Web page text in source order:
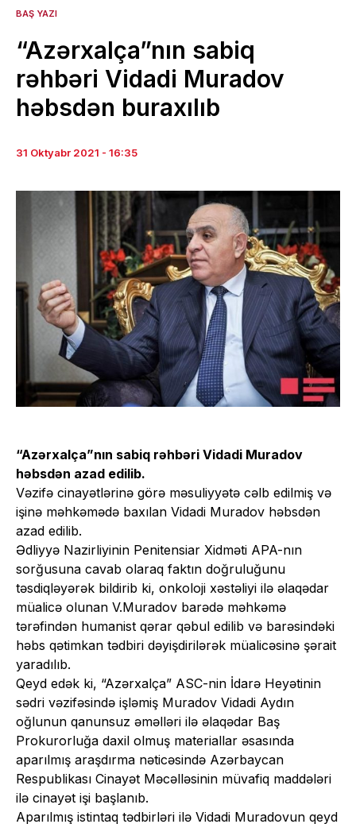
BAŞ YAZI
“Azərxalça”nın sabiq
rəhbəri Vidadi Muradov
həbsdən buraxılıb
31 Oktyabr 2021 - 16:35
“Azərxalça”nın sabiq rəhbəri Vidadi Muradov
həbsdən azad edilib.
Vəzifə cinayətlərinə görə məsuliyyətə cəlb edilmiş və
işinə məhkəmədə baxılan Vidadi Muradov həbsdən
azad edilib.
Ədliyyə Nazirliyinin Penitensiar Xidməti APA-nın
sorğusuna cavab olaraq faktın doğruluğunu
təsdiqləyərək bildirib ki, onkoloji xəstəliyi ilə əlaqədar
müalicə olunan V.Muradov barədə məhkəmə
tərəfindən humanist qərar qəbul edilib və barəsindəki
həbs qətimkan tədbiri dəyişdirilərək müalicəsinə şərait
yaradılıb.
Qeyd edək ki, “Azərxalça” ASC-nin İdarə Heyətinin
sədri vəzifəsində işləmiş Muradov Vidadi Aydın
oğlunun qanunsuz əməlləri ilə əlaqədar Baş
Prokurorluğa daxil olmuş materiallar əsasında
aparılmış araşdırma nəticəsində Azərbaycan
Respublikası Cinayət Məcəlləsinin müvafiq maddələri
ilə cinayət işi başlanıb.
Aparılmış istintaq tədbirləri ilə Vidadi Muradovun qeyd